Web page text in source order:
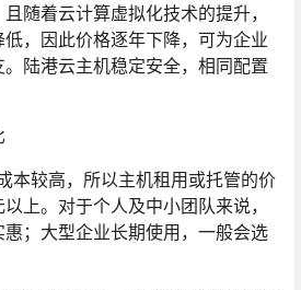
随着云计算虚拟化技术的提升，
，因此价格逐年下降，可为企业
陆港云主机稳定安全，相同配置
本较高，所以主机租用或托管的价
上。对于个人及中小团队来说，
；大型企业长期使用，一般会选